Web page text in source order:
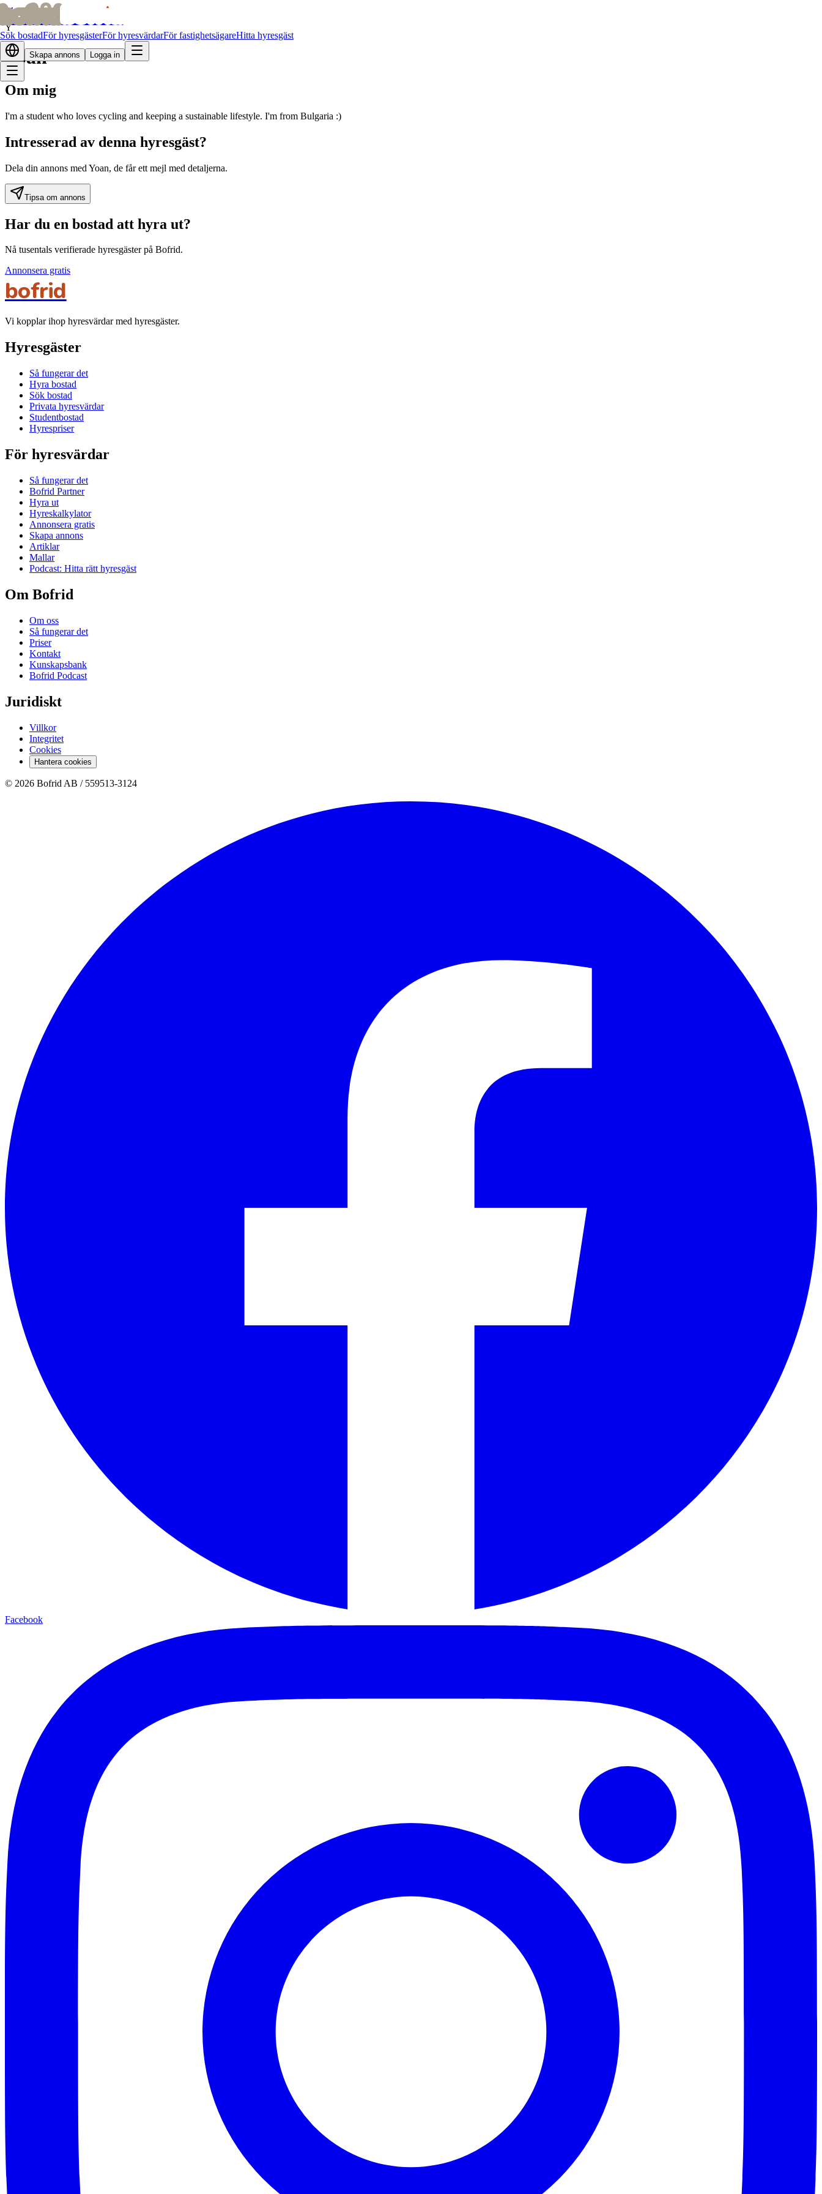
bofridbofrid
Sök bostadFör hyresgästerFör hyresvärdarFör fastighetsägareHitta hyresgäst
Skapa annons Logga in
Alla bostadssökande
Y
Yoan
Om mig
I'm a student who loves cycling and keeping a sustainable lifestyle. I'm from Bulgaria :)
Intresserad av denna hyresgäst?
Dela din annons med Yoan, de får ett mejl med detaljerna.
Tipsa om annons
Har du en bostad att hyra ut?
Nå tusentals verifierade hyresgäster på Bofrid.
Annonsera gratis
bofrid
Vi kopplar ihop hyresvärdar med hyresgäster.
Hyresgäster
Så fungerar det
Hyra bostad
Sök bostad
Privata hyresvärdar
Studentbostad
Hyrespriser
För hyresvärdar
Så fungerar det
Bofrid Partner
Hyra ut
Hyreskalkylator
Annonsera gratis
Skapa annons
Artiklar
Mallar
Podcast: Hitta rätt hyresgäst
Om Bofrid
Om oss
Så fungerar det
Priser
Kontakt
Kunskapsbank
Bofrid Podcast
Juridiskt
Villkor
Integritet
Cookies
Hantera cookies
© 2026 Bofrid AB / 559513-3124
Facebook